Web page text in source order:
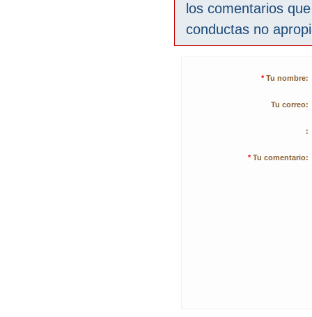
los comentarios
conductas no
* Tu nombre:
Tu correo:
:
* Tu comentario: